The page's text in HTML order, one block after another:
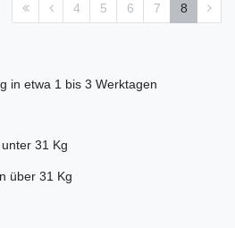
4 5 6 7 8
in etwa 1 bis 3 Werktagen
31 Kg
über 31 Kg